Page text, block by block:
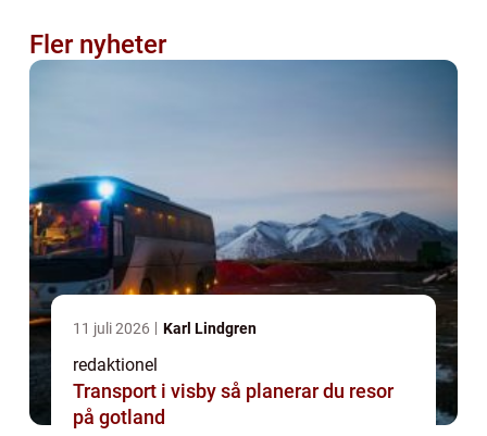
Fler nyheter
11 juli 2026 Karl Lindgren
redaktionel
Transport i visby så planerar du resor
på gotland